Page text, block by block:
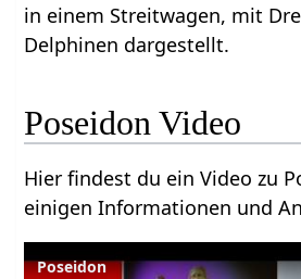
in einem Streitwagen, mit
Delphinen dargestellt.
Poseidon Video
Hier findest du ein Video zu
einigen Informationen und
Poseidon